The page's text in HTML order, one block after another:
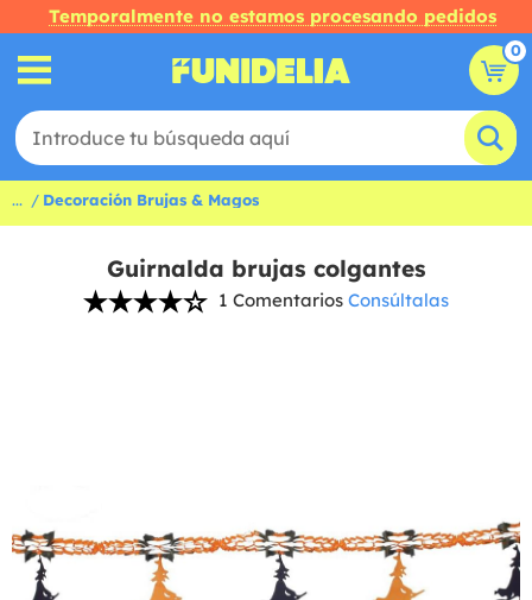
Temporalmente no estamos procesando pedidos
0
... Decoración Brujas & Magos
Guirnalda brujas colgantes
1 Comentarios Consúltalas